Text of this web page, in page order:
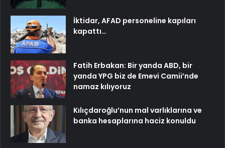
İktidar, AFAD personeline kapıları
kapattı…
Fatih Erbakan: Bir yanda ABD, bir
yanda YPG biz de Emevi Camii’nde
namaz kılıyoruz
Kılıçdaroğlu’nun mal varlıklarına ve
banka hesaplarına haciz konuldu